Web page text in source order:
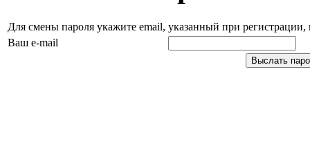
Для смены пароля укажите email, указанный при
Ваш e-mail